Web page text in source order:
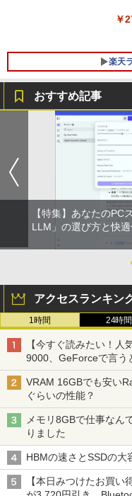
￥
楽天
竜
ク
￥
山
3
【
か
料
／
4
ス
ん
で
5
おすすめ記事
【特集】あなたのPC
LLM」の選び方と快適
アクセスランキン
1時間 24時間
【今すぐ読みたい！
9000、GeForceで言う
VRAM 16GBでも安い
ぐらいの性能？
メモリ8GBで仕事な
りました
HBMの速さとSSDの大
【本日みつけたお買